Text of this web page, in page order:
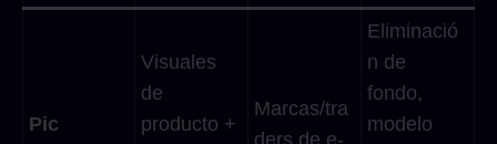
Pic
Visuales
de
producto +
Marcas/tra
ders de e-
Eliminació
n de
fondo,
modelo